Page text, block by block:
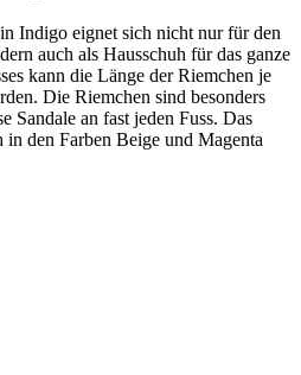
Indigo eignet sich nicht nur für den
auch als Hausschuh für das ganze
kann die Länge der Riemchen je
Die Riemchen sind besonders
Sandale an fast jeden Fuss. Das
den Farben Beige und Magenta